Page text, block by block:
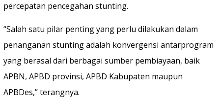
percepatan pencegahan stunting.
“Salah satu pilar penting yang perlu dilakukan dalam
penanganan stunting adalah konvergensi antarprogram
yang berasal dari berbagai sumber pembiayaan, baik
APBN, APBD provinsi, APBD Kabupaten maupun
APBDes,” terangnya.